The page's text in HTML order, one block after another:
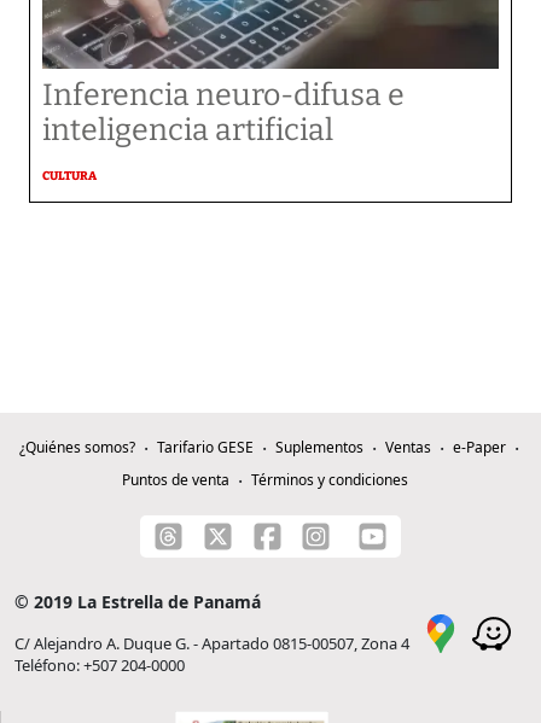
Inferencia neuro-difusa e
inteligencia artificial
CULTURA
¿Quiénes somos? Tarifario GESE Suplementos Ventas
e-Paper
Puntos de venta
Términos y condiciones
© 2019 La Estrella de Panamá
C/ Alejandro A. Duque G. - Apartado 0815-00507, Zona 4
Teléfono: +507 204-0000